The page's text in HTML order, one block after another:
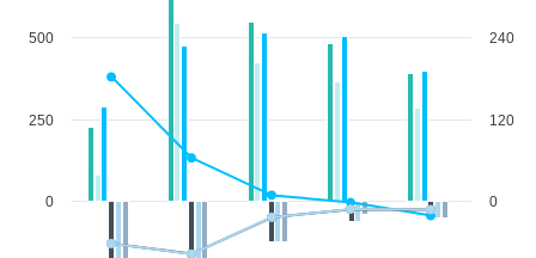
0
250
500
0
120
240